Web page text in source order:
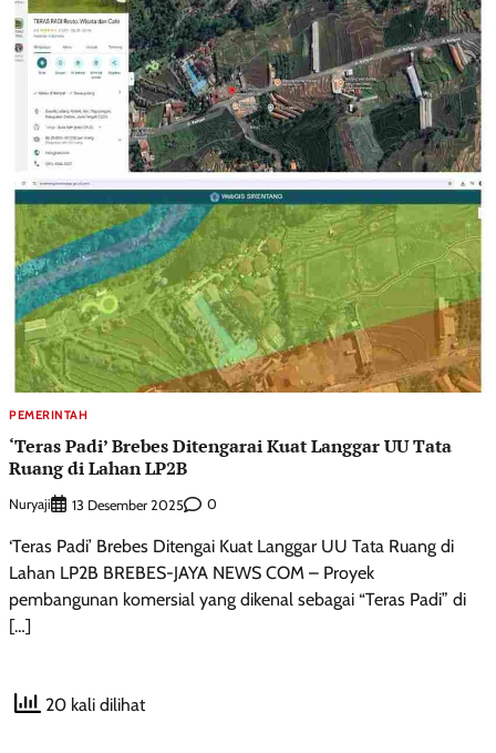
PEMERINTAH
‘Teras Padi’ Brebes Ditengarai Kuat Langgar UU Tata
Ruang di Lahan LP2B
Nuryaji 13 Desember 2025 0
‘Teras Padi’ Brebes Ditengai Kuat Langgar UU Tata Ruang di
Lahan LP2B BREBES-JAYA NEWS COM – Proyek
pembangunan komersial yang dikenal sebagai “Teras Padi” di
[…]
20 kali dilihat